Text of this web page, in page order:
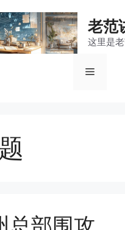
老范
这里是
菜